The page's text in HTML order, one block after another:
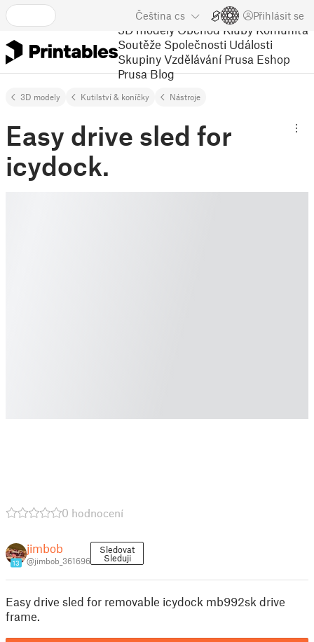
Čeština cs Přihlásit se
3D modely Obchod Kluby Komunita
Soutěže Společnosti Události
Skupiny Vzdělávání Prusa Eshop
Prusa Blog
3D modely Kutilství & koníčky Nástroje
Easy drive sled for
icydock.
0 hodnocení
13
jimbob
@jimbob_361696
Sledovat
Sleduji
Easy drive sled for removable icydock mb992sk drive
frame.